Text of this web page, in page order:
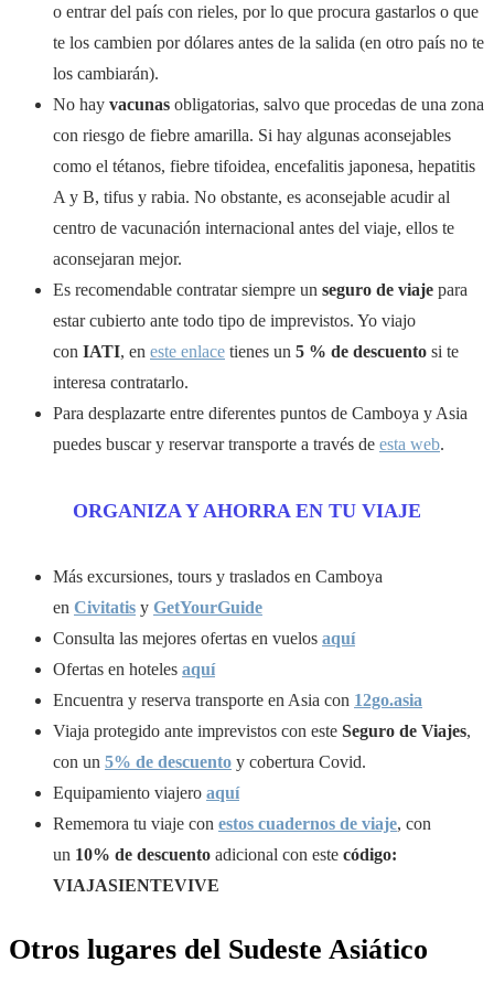
o entrar del país con rieles, por lo que procura gastarlos o que
te los cambien por dólares antes de la salida (en otro país no te
los cambiarán).
No hay vacunas obligatorias, salvo que procedas de una zona
con riesgo de fiebre amarilla. Si hay algunas aconsejables
como el tétanos, fiebre tifoidea, encefalitis japonesa, hepatitis
A y B, tifus y rabia. No obstante, es aconsejable acudir al
centro de vacunación internacional antes del viaje, ellos te
aconsejaran mejor.
Es recomendable contratar siempre un seguro de viaje para
estar cubierto ante todo tipo de imprevistos. Yo viajo
con IATI, en este enlace tienes un 5 % de descuento si te
interesa contratarlo.
Para desplazarte entre diferentes puntos de Camboya y Asia
puedes buscar y reservar transporte a través de esta web.
ORGANIZA Y AHORRA EN TU VIAJE
Más excursiones, tours y traslados en Camboya
en Civitatis y GetYourGuide
Consulta las mejores ofertas en vuelos aquí
Ofertas en hoteles aquí
Encuentra y reserva transporte en Asia con 12go.asia
Viaja protegido ante imprevistos con este Seguro de Viajes,
con un 5% de descuento y cobertura Covid.
Equipamiento viajero aquí
Rememora tu viaje con estos cuadernos de viaje, con
un 10% de descuento adicional con este código:
VIAJASIENTEVIVE
Otros lugares del Sudeste Asiático